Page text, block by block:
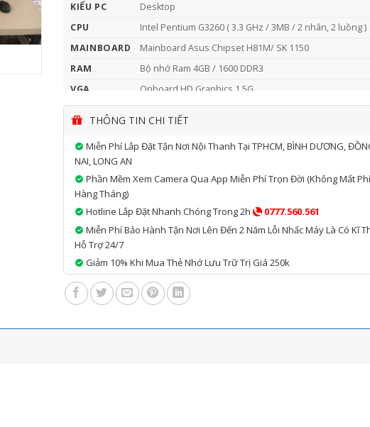
KIỂU PC
Desktop
CPU
Intel Pentium G3260 ( 3.3 GHz / 3MB / 2 nhân, 2 luồng )
MAINBOARD
Mainboard Asus Chipset H81M/ SK 1150
RAM
Bộ nhớ Ram 4GB / 1600 DDR3
VGA
Onboard HD Graphics 1.5G
SSD
SSD 120GB sata 3 6G/s
MÀN HÌNH
Màn hình AOC 19” E970SWN Led
TẶNG KÈM
Bộ phím chuột Văn Phòng + Bộ thu wifi 150mbps + lót
Razer
THÔNG TIN CHI TIẾT
Miễn Phí Lắp Đặt Tận Nơi Nội Thanh Tại TPHCM, BÌNH DƯƠNG,
NAI, LONG AN
Phần Mềm Xem Camera Qua App Miễn Phí Trọn Đời (không Mất
Hàng Tháng)
Hotline Lắp Đặt Nhanh Chóng Trong 2h
0777.560.561
Miễn Phí Bảo Hành Tận Nơi Lên Đến 2 Năm Lỗi Nhấc Máy Là Có Kĩ
Hỗ Trợ 24/7
Giảm 10% Khi Mua Thẻ Nhớ Lưu Trữ Trị Giá 250k